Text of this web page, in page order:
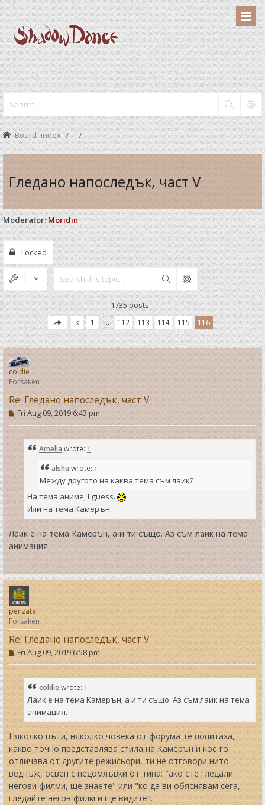
Board index
Гледано напоследък, част V
Moderator: Moridin
Locked
Search
1735 posts
1 … 112 113 114 115 116
coldie
Forsaken
Re: Гледано напоследък, част V
P
o
s
Fri Aug 09, 2019 6:43 pm
Amelia wrote: ↑
alshu wrote: ↑
Между другото на каква тема съм лаик?
На тема аниме, I guess.
Или на тема Камерън.
Лаик е на тема Камерън, а и ти също. Аз съм лаик на тема
анимация.
T
o
p
penzata
Forsaken
Re: Гледано напоследък, част V
P
o
s
t
Fri Aug 09, 2019 6:58 pm
coldiewrote: ↑
Лаик е на тема Камерън, а и ти също. Аз съм лаик на тема
анимация.
Няколко пъти, няколко човека от форума те попитаха,
какво точно представлява стила на Камерън и кое го
отличава от другите режисьори, ти не отговори нито
веднъж, освен с недомлъвки от типа: "ако сте гледали
негови филми, ще знаете" или "ко да ви обяснявам сега,
гледайте негов филм и ще видите".